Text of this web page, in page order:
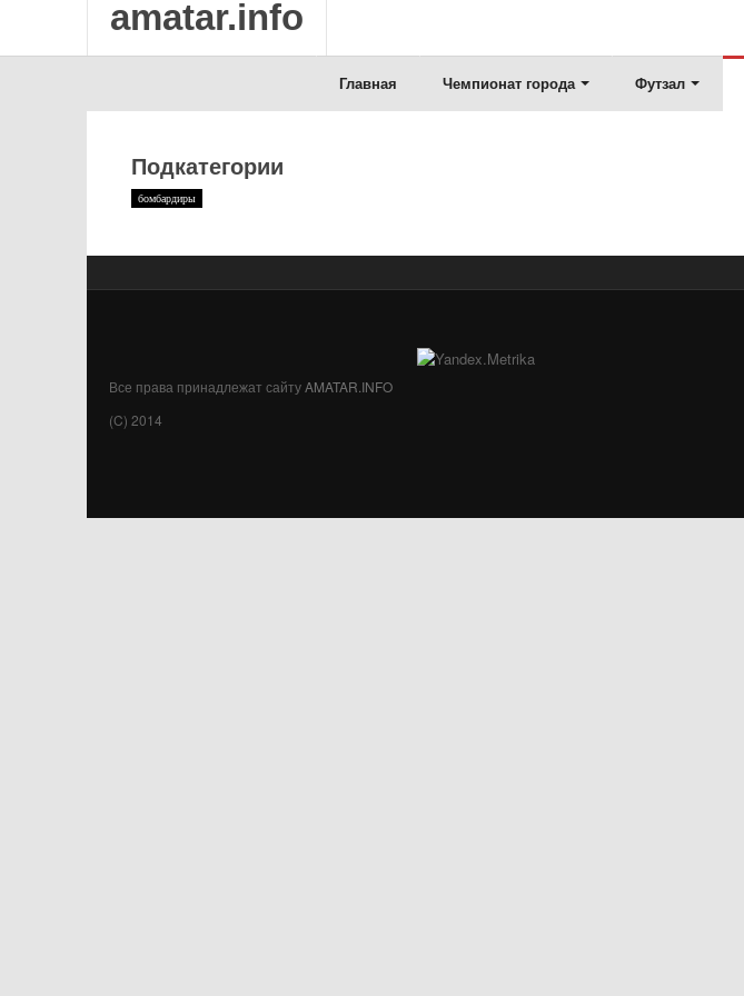
amatar.info
Главная Чемпионат города Футзал
Подкатегории
бомбардиры
Все права принадлежат сайтуAMATAR.INFO
(C) 2014